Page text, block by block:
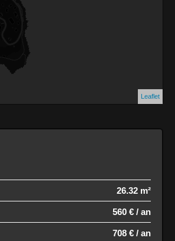
Leaflet
26.32 m²
560 € / an
708 € / an